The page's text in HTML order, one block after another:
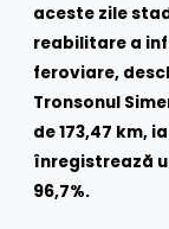
aceste zile
reabilitare a
feroviare,
Tronsonul
de 173,47 km,
înregistrează
96,7%.